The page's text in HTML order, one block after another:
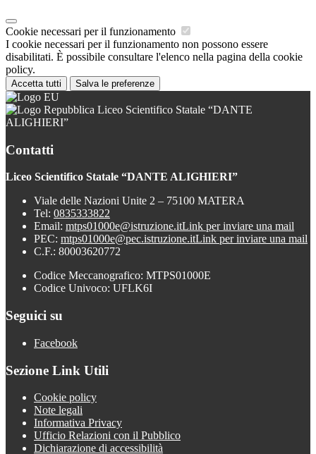
Cookie necessari per il funzionamento
I cookie necessari per il funzionamento non possono essere
disabilitati. È possibile consultare l'elenco nella pagina della cookie
policy.
Accetta tutti Salva le preferenze
Liceo Scientifico Statale “DANTE
ALIGHIERI”
Contatti
Liceo Scientifico Statale “DANTE ALIGHIERI”
Viale delle Nazioni Unite 2 – 75100 MATERA
Tel: 0835333822
Email: mtps01000e@istruzione.itLink per inviare una mail
PEC: mtps01000e@pec.istruzione.itLink per inviare una mail
C.F.: 80003620772
Codice Meccanografico: MTPS01000E
Codice Univoco: UFLK6I
Seguici su
Facebook
Sezione Link Utili
Cookie policy
Note legali
Informativa Privacy
Ufficio Relazioni con il Pubblico
Dichiarazione di accessibilità